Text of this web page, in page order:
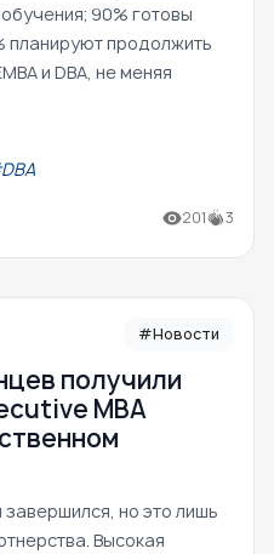
90% готовы
планируют продолжить
и DBA, не меняя
201 3
#Новости
получили
MBA
но это лишь
Высокая